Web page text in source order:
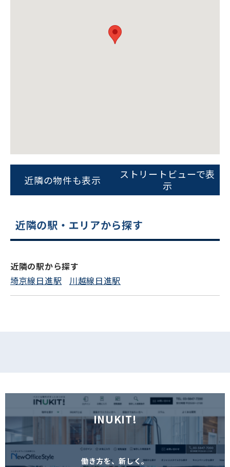
0120-620-213
近隣の物件も表示
ストリートビューで表
示
近隣の駅・エリアから探す
近隣の駅から探す
埼京線日進駅
川越線日進駅
INUKIT!
働き方を、新しく。